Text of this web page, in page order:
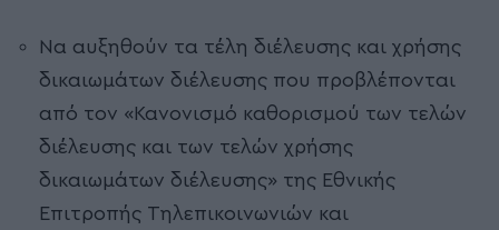
Να αυξηθούν τα τέλη διέλευσης και χρήσης
δικαιωμάτων διέλευσης που προβλέπονται
από τον «Κανονισμό καθορισμού των τελών
διέλευσης και των τελών χρήσης
δικαιωμάτων διέλευσης» της Εθνικής
Επιτροπής Τηλεπικοινωνιών και